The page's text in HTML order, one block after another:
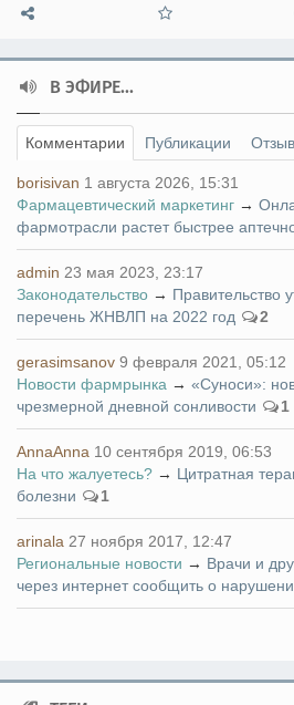
В ЭФИРЕ...
Комментарии Публикации
borisivan 1 августа 2026, 15:31
Фармацевтический маркетинг →
фармотрасли растет быстрее
admin 23 мая 2023, 23:17
Законодательство → Правительство
перечень ЖНВЛП на 2022 год
2
gerasimsanov 9 февраля 2021, 05:12
Новости фармрынка → «Суноси»:
чрезмерной дневной сонливости
1
AnnaAnna 10 сентября 2019, 06:53
На что жалуетесь? → Цитратная
болезни
1
arinala 27 ноября 2017, 12:47
Региональные новости → Врачи и
через интернет сообщить о